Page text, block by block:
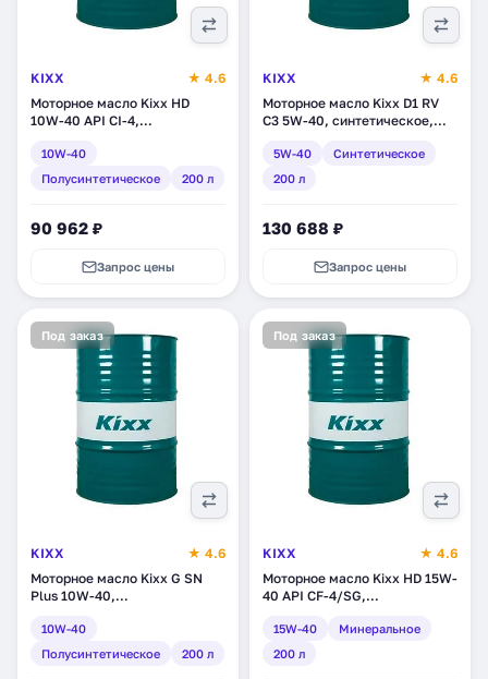
KIXX
★ 4.6
Моторное масло Kixx HD
10W-40 API CI-4,
(L2061D01RT)
10W-40
Полусинтетическое
200 л
90 962 ₽
Запрос цены
KIXX
★ 4.6
Моторное масло Kixx D1 RV
C3 5W-40, синтетическое,
5W-40
Синтетическое
200 л
130 688 ₽
Запрос цены
Под заказ
KIXX
★ 4.6
Моторное масло Kixx G SN
Plus 10W-40,
(L2109D01R1)
10W-40
Полусинтетическое
200 л
Под заказ
KIXX
★ 4.6
Моторное масло Kixx HD 15W-
40 API CF-4/SG,
(L2001D01RT)
15W-40
Минеральное
200 л